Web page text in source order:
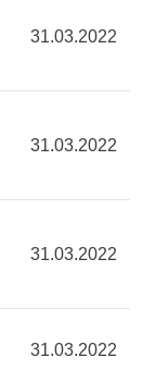
31.03.2022
31.03.2022
31.03.2022
31.03.2022